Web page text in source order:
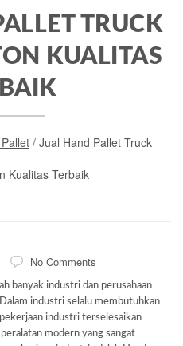
TRUCK
KUALITAS
/ Jual Hand Pallet Truck
Kualitas Terbaik
No Comments
banyak industri dan perusahaan
industri selalu membutuhkan
industri terselesaikan
modern yang sangat